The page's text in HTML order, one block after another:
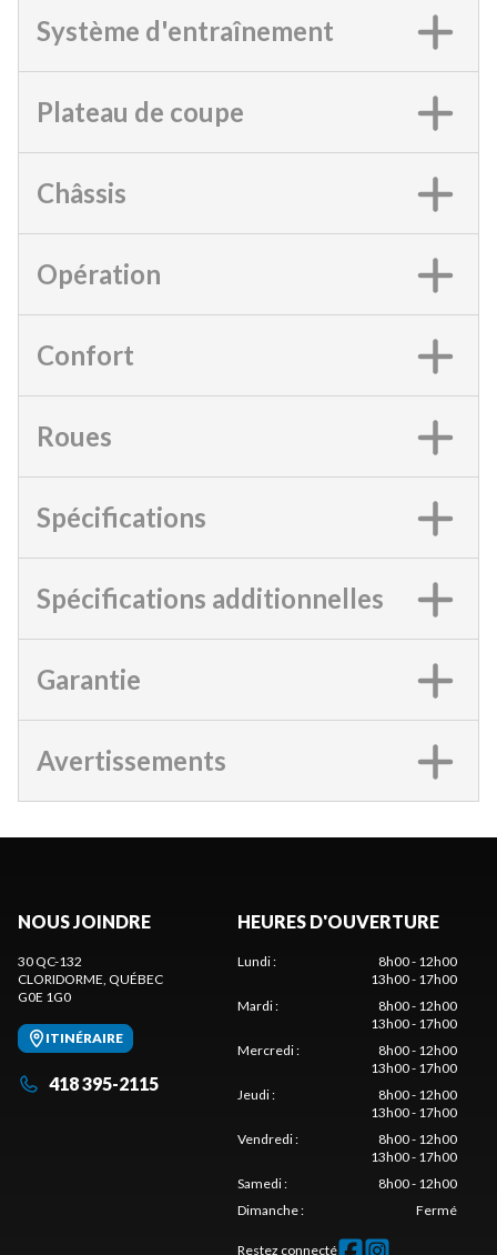
Système d'entraînement
Plateau de coupe
Châssis
Opération
Confort
Roues
Spécifications
Spécifications additionnelles
Garantie
Avertissements
NOUS JOINDRE
30 QC-132
CLORIDORME, QUÉBEC
G0E 1G0
ITINÉRAIRE
418 395-2115
HEURES D'OUVERTURE
Lundi:
8h00 - 12h00
13h00 - 17h00
Mardi:
8h00 - 12h00
13h00 - 17h00
Mercredi:
8h00 - 12h00
13h00 - 17h00
Jeudi:
8h00 - 12h00
13h00 - 17h00
Vendredi:
8h00 - 12h00
13h00 - 17h00
Samedi:
8h00 - 12h00
Dimanche: Fermé
Restez connecté